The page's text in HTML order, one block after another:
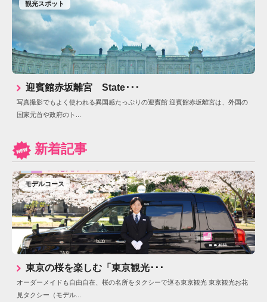
観光スポット
迎賓館赤坂離宮 State･･･
写真撮影でもよく使われる異国感たっぷりの迎賓館 迎賓館赤坂離宮は、外国の
国家元首や政府のト...
新着記事
モデルコース
東京の桜を楽しむ「東京観光･･･
オーダーメイドも自由自在、桜の名所をタクシーで巡る東京観光 東京観光お花
見タクシー（モデル...